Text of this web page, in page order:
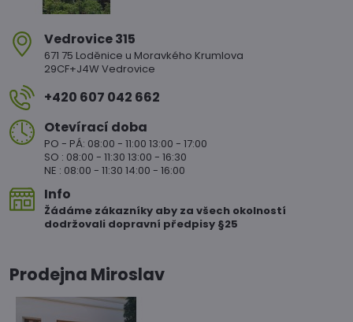
Vedrovice 315
671 75 Loděnice u Moravkého Krumlova
29CF+J4W Vedrovice
+420 607 042 662
Otevírací doba
PO - PÁ: 08:00 - 11:00 13:00 - 17:00
SO : 08:00 - 11:30 13:00 - 16:30
NE : 08:00 - 11:30 14:00 - 16:00
Info
Žádáme zákazníky aby za všech okolností
dodržovali dopravní předpisy §25
Prodejna Miroslav